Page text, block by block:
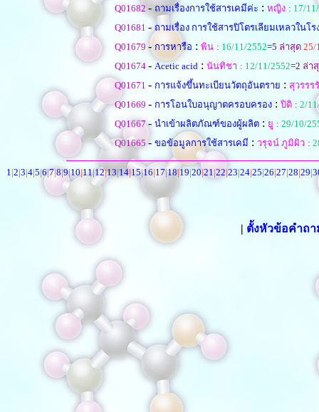
Q01682 - ถามเรื่องการใช้สารเคมีค่ะ : หญิง : 17/
Q01681 - ถามเรื่อง การใช้สารปิโตรเลียมเหลวในโ
Q01679 - การหารือ : พิน : 16/11/2552=5 ล่าสุด 25/
Q01674 - Acetic acid : นันทิชา : 12/11/2552=2 ล่า
Q01671 - การแจ้งขึ้นทะเบียนวัตถุอันตราย : สุวรรร
Q01669 - การโอนใบอนุญาตครอบครอง : ปิติ : 2/
Q01667- นำเข้าผลิตภัณฑ์ของผู้ผลิต : ยู : 29/10/
Q01665 - ขอข้อมูลการใช้สารเคมี : วรุจน์ ภูมิผิว :
1|2|3|4|5|6|7|8|9|10|11|12|13|14|15|16|17|18|19|20|21|22|23|24|25|26|27|28|29|
| ตั้งหัวข้อคำถ